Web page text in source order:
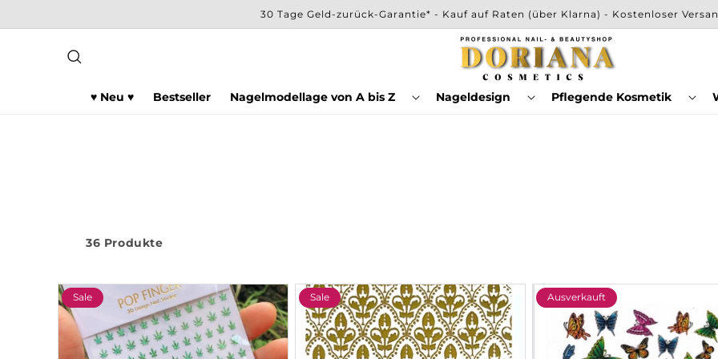
Inhalt
30 Tage Geld-zurück-Garantie* - Kauf auf Raten (über Klarna) - Kostenloser
♥ Neu ♥ Bestseller Nagelmodellage von A bis Z Nageldesign Pflegende Kosmetik
36 Produkte
Sale Sale Ausverkauft